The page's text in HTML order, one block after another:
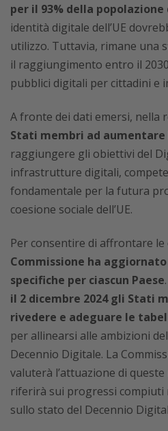
per il 93% della popolazione
identità digitale dell’UE
utilizzo. Tuttavia, rimane una
il raggiungimento entro il
pubblici digitali per cittadini e
A fronte dei dati emersi, nella
Stati membri ad aumentare
raggiungere gli obiettivi del
infrastrutture digitali,
fondamentale per la futura
coesione sociale dell’UE.
Per consentire di affrontare le
Commissione ha
specifiche per ciascun Paese
il 2 dicembre 2024 gli Stati
rivedere e adeguare le
per allinearsi alle ambizioni
Decennio Digitale. La
valuterà l’attuazione di
riferirà sui progressi compiuti
sullo stato del Decennio